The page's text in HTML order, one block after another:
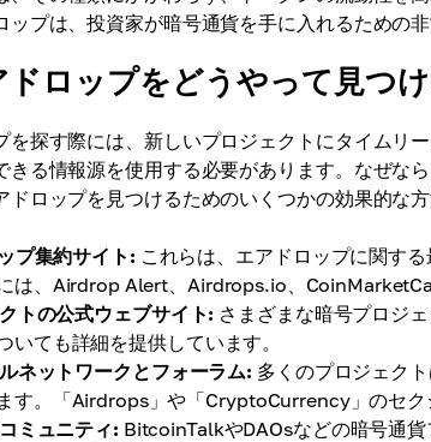
プは、投資家が暗号通貨を手に入れるための
ドロップをどうやって見つ
を探す際には、新しいプロジェクトにタイムリ
きる情報源を使用する必要があります。なぜな
ロップを見つけるためのいくつかの効果的な方
プ集約サイト: これらは、エアドロップに関す
は、Airdrop Alert、Airdrops.io、
トの公式ウェブサイト: さまざまな暗号プロジ
いても詳細を提供しています。
ネットワークとフォーラム: 多くのプロジェク
す。「Airdrops」や「CryptoCurrency」のセク
ミュニティ: BitcoinTalkやDAOsなどの暗号通